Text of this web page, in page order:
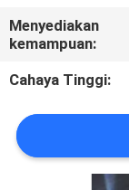
PRIVACY
Menyediakan
kemampuan:
Cahaya Tinggi: